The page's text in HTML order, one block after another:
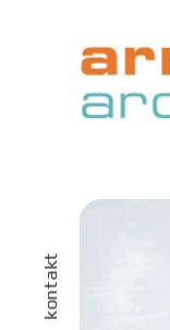
kontakt